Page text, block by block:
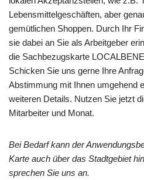
Lebensmittelgeschäften, aber
gemütlichen Shoppen. Durch Ihr
sie dabei an Sie als Arbeitgeber
die Sachbezugskarte
Schicken Sie uns gerne Ihre
Abstimmung mit Ihnen umgehend
weiteren Details. Nutzen Sie jetzt
Mitarbeiter und Monat.
Bei Bedarf kann der
Karte auch über das Stadtgebiet
sprechen Sie uns an.